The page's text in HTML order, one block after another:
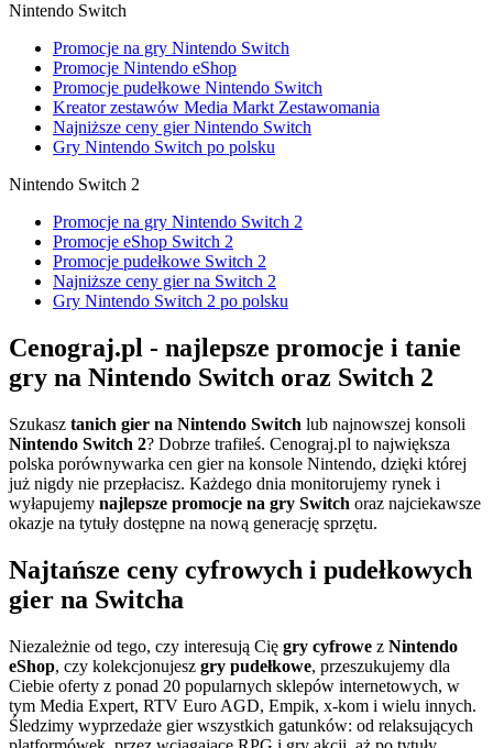
Nintendo Switch
Promocje na gry Nintendo Switch
Promocje Nintendo eShop
Promocje pudełkowe Nintendo Switch
Kreator zestawów Media Markt Zestawomania
Najniższe ceny gier Nintendo Switch
Gry Nintendo Switch po polsku
Nintendo Switch 2
Promocje na gry Nintendo Switch 2
Promocje eShop Switch 2
Promocje pudełkowe Switch 2
Najniższe ceny gier na Switch 2
Gry Nintendo Switch 2 po polsku
Cenograj.pl - najlepsze promocje i tanie
gry na Nintendo Switch oraz Switch 2
Szukasz tanich gier na Nintendo Switch lub najnowszej konsoli
Nintendo Switch 2? Dobrze trafiłeś. Cenograj.pl to największa
polska porównywarka cen gier na konsole Nintendo, dzięki której
już nigdy nie przepłacisz. Każdego dnia monitorujemy rynek i
wyłapujemy najlepsze promocje na gry Switch oraz najciekawsze
okazje na tytuły dostępne na nową generację sprzętu.
Najtańsze ceny cyfrowych i pudełkowych
gier na Switcha
Niezależnie od tego, czy interesują Cię gry cyfrowe z Nintendo
eShop, czy kolekcjonujesz gry pudełkowe, przeszukujemy dla
Ciebie oferty z ponad 20 popularnych sklepów internetowych, w
tym Media Expert, RTV Euro AGD, Empik, x-kom i wielu innych.
Śledzimy wyprzedaże gier wszystkich gatunków: od relaksujących